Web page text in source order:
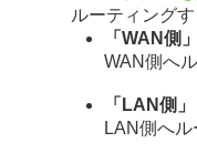
ルーティング
「WAN側」
WAN側へ
「LAN側」
LAN側へル